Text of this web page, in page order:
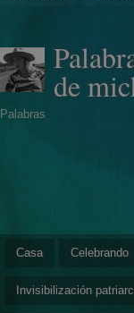
de
Palabras
Casa Celebrando
Invisibilización